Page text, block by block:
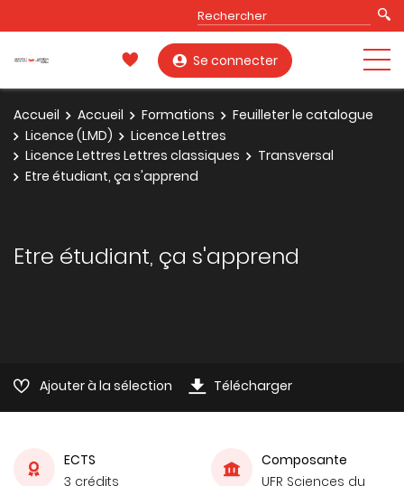
Se connecter
Accueil Accueil Formations
Feuilleter le catalogue
Licence (LMD)
Licence Lettres
Licence Lettres Lettres classiques
Transversal
Etre étudiant, ça s'apprend
Etre étudiant, ça s'apprend
Ajouter à la sélection Télécharger
ECTS
3 crédits
Composante
UFR Sciences du